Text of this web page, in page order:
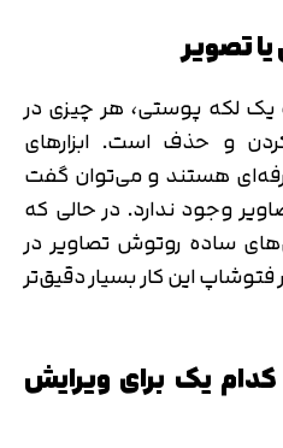
لکه پوستی، هر چیزی در
و حذف است. ابزارهای
هستند و می‌توان گفت
وجود ندارد. در حالی که
ساده روتوش تصاویر در
فتوشاپ این کار بسیار دقیق‌تر
کدام یک برای ویرایش